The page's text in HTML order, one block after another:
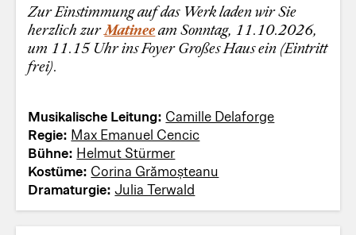
Zur Einstimmung auf das Werk laden wir Sie
herzlich zurMatineeam Sonntag, 11.10.2026,
um 11.15 Uhr ins Foyer Großes Haus ein (Eintritt
frei).
Musikalische Leitung: Camille Delaforge
Regie: Max Emanuel Cencic
Bühne: Helmut Stürmer
Kostüme: Corina Grămoșteanu
Dramaturgie:Julia Terwald